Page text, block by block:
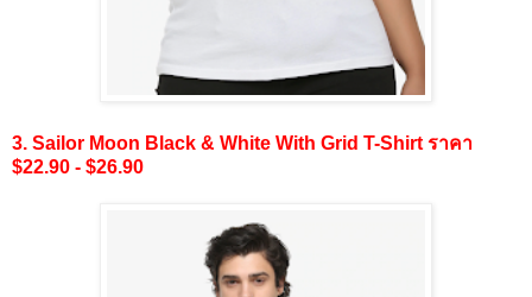
3. Sailor Moon Black & White With Grid T-Shirt ราคา
$22.90 - $26.90